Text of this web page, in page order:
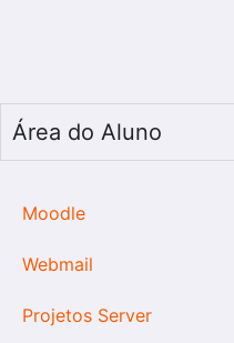
Área do Aluno
Moodle
Webmail
Projetos Server